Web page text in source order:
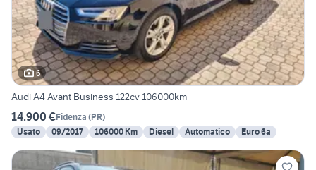
6
Audi A4 Avant Business 122cv 106000km
14.900 €Fidenza (PR)
Usato
09/2017 106000 Km Diesel Automatico Euro 6a